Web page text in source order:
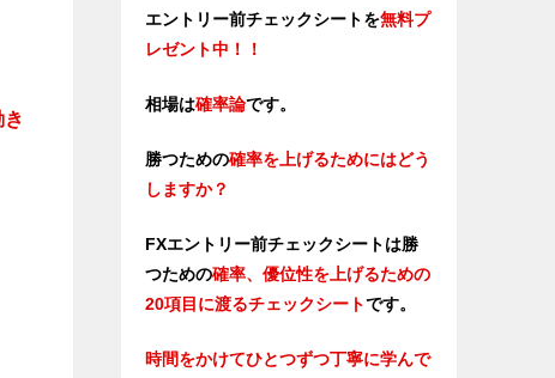
エントリー前チェックシートを無料プ
レゼント中！！
相場は確率論です。
勝つための確率を上げるためにはどう
しますか？
FXエントリー前チェックシートは勝
つための確率、優位性を上げるための
20項目に渡るチェックシートです。
時間をかけてひとつずつ丁寧に学んで